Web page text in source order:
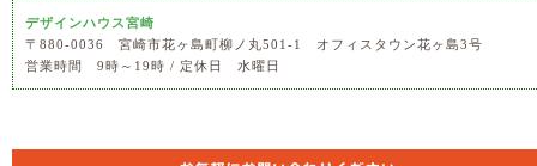
デザインハウス宮崎
〒880-0036 宮崎市花ヶ島町柳ノ丸501-1 オフィスタウン花ヶ島3号
営業時間 9時～19時 / 定休日 水曜日